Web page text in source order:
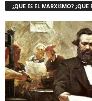
¿QUE ES EL MARXISMO?